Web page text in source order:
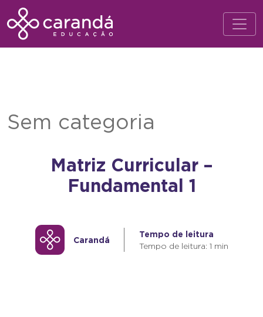
Sem categoria
Matriz Curricular –
Fundamental 1
Carandá
Tempo de leitura
Tempo de leitura: 1 min